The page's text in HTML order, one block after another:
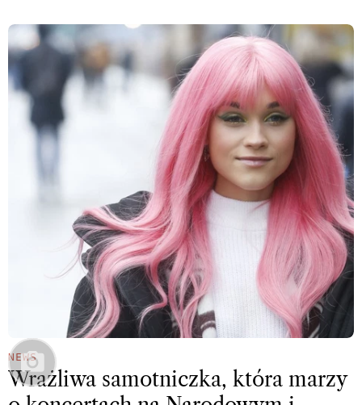
NEWS
Wrażliwa samotniczka, która marzy